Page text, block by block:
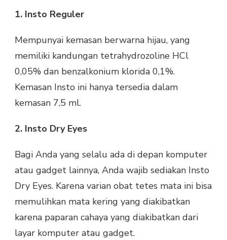
1. Insto Reguler
Mempunyai kemasan berwarna hijau, yang
memiliki kandungan tetrahydrozoline HCl
0,05% dan benzalkonium klorida 0,1%.
Kemasan Insto ini hanya tersedia dalam
kemasan 7,5 ml.
2. Insto Dry Eyes
Bagi Anda yang selalu ada di depan komputer
atau gadget lainnya, Anda wajib sediakan Insto
Dry Eyes. Karena varian obat tetes mata ini bisa
memulihkan mata kering yang diakibatkan
karena paparan cahaya yang diakibatkan dari
layar komputer atau gadget.